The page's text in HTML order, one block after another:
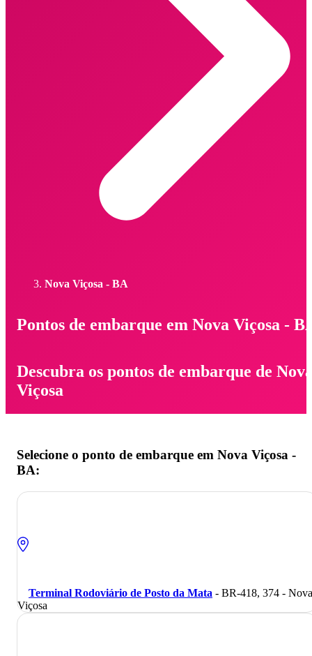
Nova Viçosa - BA
Pontos de embarque em Nova Viçosa -
Descubra os pontos de embarque de
Viçosa
Selecione o ponto de embarque em Nova Viçosa -
BA:
Terminal Rodoviário de Posto da Mata - BR-418, 374 - Nova
Viçosa